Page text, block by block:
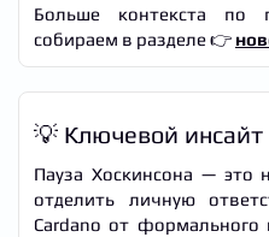
Больше контекста по
собираем в разделе 👉
💡 Ключевой инсайт
Пауза Хоскинсона — это
отделить личную
Cardano от формального